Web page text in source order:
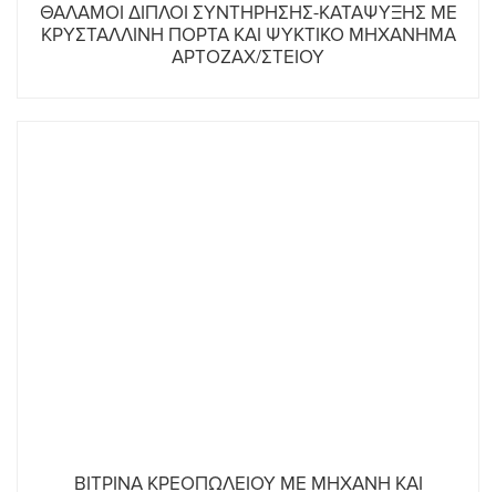
ΘΑΛΑΜΟΙ ΔΙΠΛΟΙ ΣΥΝΤΗΡΗΣΗΣ-ΚΑΤΑΨΥΞΗΣ ΜΕ
ΚΡΥΣΤΑΛΛΙΝΗ ΠΟΡΤΑ ΚΑΙ ΨΥΚΤΙΚΟ ΜΗΧΑΝΗΜΑ
ΑΡΤΟΖΑΧ/ΣΤΕΙΟΥ
ΒΙΤΡΙΝΑ ΚΡΕΟΠΩΛΕΙΟΥ ΜΕ ΜΗΧΑΝΗ ΚΑΙ